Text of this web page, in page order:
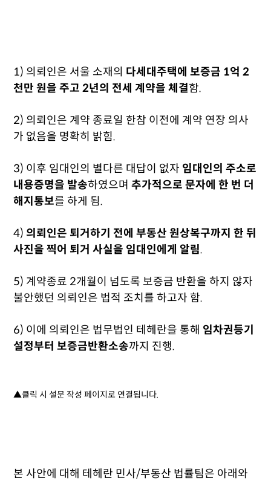
1) 의뢰인은 서울 소재의 다세대주택에 보증금 1억 2
천만 원을 주고 2년의 전세 계약을 체결함.
2) 의뢰인은 계약 종료일 한참 이전에 계약 연장 의사
가 없음을 명확히 밝힘.
3) 이후 임대인의 별다른 대답이 없자 임대인의 주소로
내용증명을 발송하였으며추가적으로 문자에 한 번 더
해지통보를 하게 됨.
4) 의뢰인은 퇴거하기 전에 부동산 원상복구까지 한 뒤
사진을 찍어 퇴거 사실을 임대인에게 알림.
5) 계약종료 2개월이 넘도록 보증금 반환을 하지 않자
불안했던 의뢰인은 법적 조치를 하고자 함.
6) 이에 의뢰인은 법무법인 테헤란을 통해 임차권등기
설정부터 보증금반환소송까지 진행.
▲클릭 시 설문 작성 페이지로 연결됩니다.
본 사안에 대해 테헤란 민사/부동산 법률팀은 아래와